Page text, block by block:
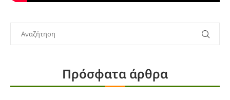
Πρόσφατα άρθρα